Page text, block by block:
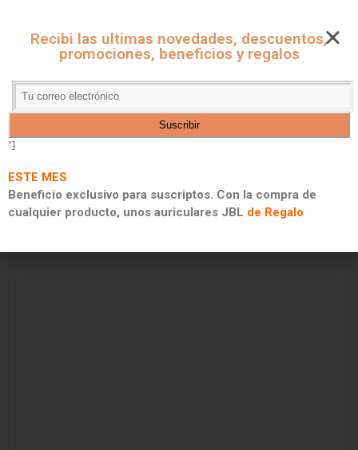
CUPONES DE DESCUENTO, PROMOCIONES Y 2X1
Recibi las ultimas novedades, descuentos,
promociones, beneficios y regalos
"]
ESTE MES
Beneficio exclusivo para suscriptos. Con la compra de
cualquier producto, unos auriculares JBL de Regalo